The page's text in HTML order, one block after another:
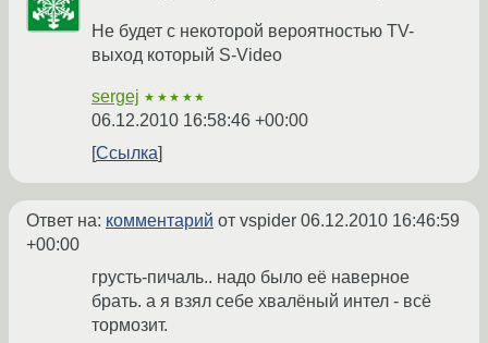
Не будет с некоторой вероятностью TV-
выход который S-Video
sergej ★★★★★
06.12.2010 16:58:46 +00:00
Ссылка
Ответ на: комментарий от vspider 06.12.2010 16:46:59
+00:00
грусть-пичаль.. надо было её наверное
брать. а я взял себе хвалёный интел - всё
тормозит.